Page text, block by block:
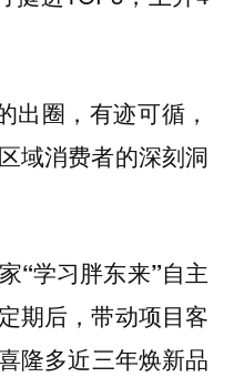
出圈，有迹可循，
域消费者的深刻洞
“学习胖东来”自主
期后，带动项目客
隆多近三年焕新品